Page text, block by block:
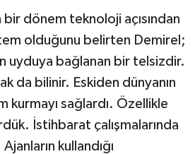
bir dönem teknoloji açısından
olduğunu belirten Demirel;
uyduya bağlanan bir telsizdir.
da bilinir. Eskiden dünyanın
kurmayı sağlardı. Özellikle
İstihbarat çalışmalarında
Ajanların kullandığı